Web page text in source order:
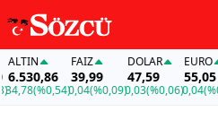
(%0,54)
FAİZ
39,99
0,04(%0,09)
DOLAR
47,59
0,03(%0,06)
EURO
55,05
0,04(%0,08)